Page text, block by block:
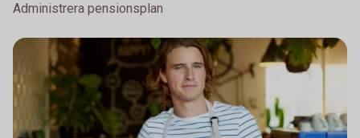
Administrera pensionsplan